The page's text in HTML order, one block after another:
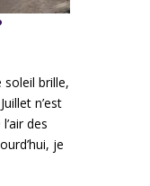
soleil brille,
n’est
des
je